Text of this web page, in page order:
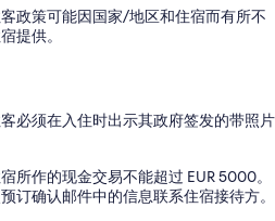
政策可能因国家/地区和住宿而有所不
提供。
必须在入住时出示其政府签发的带照片
所作的现金交易不能超过 EUR 5000。
订确认邮件中的信息联系住宿接待方。